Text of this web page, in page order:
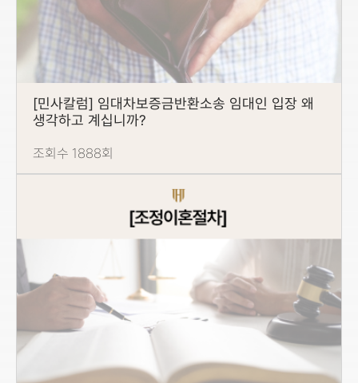
[민사칼럼] 임대차보증금반환소송 임대인 입장 왜
생각하고 계십니까?
조회수 1888회